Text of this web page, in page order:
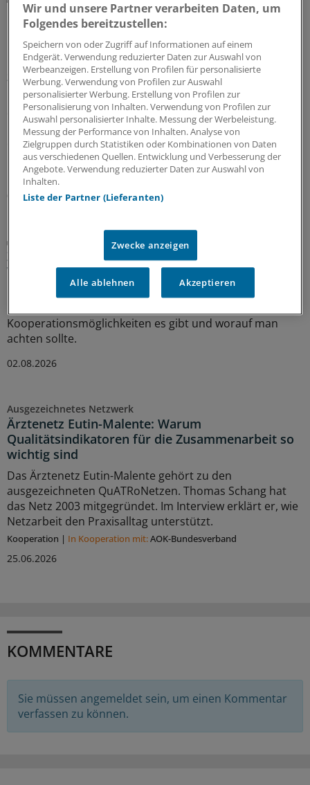
MEHR ZUM THEMA
Interview zum WIdO-Qualitätsmonitor 2026
Krebsexpertin: „Die Versorgung in einem
zertifizierten Zentrum ist die beste“
Mindestmengen können Behandlungen konzentrieren,
doch gute onkologische Versorgung braucht mehr als
Fallzahlen. Konstanze Blatt, DKG-Generalsekretärin,
erklärt, warum die Steuerung in Zentren bislang nicht
überall gelingt.
Kooperation| In Kooperation mit:AOK-Bundesverband
06.08.2026
Zusammenarbeit unter Ärztinnen und Ärzten?
Was fern von MVZ möglich ist
Niedergelassene Ärztinnen und Ärzte müssen nicht als
Kooperationsmöglichkeiten es gibt und worauf man
achten sollte.
02.08.2026
Ausgezeichnetes Netzwerk
Ärztenetz Eutin-Malente: Warum
Qualitätsindikatoren für die Zusammenarbeit so
wichtig sind
Das Ärztenetz Eutin-Malente gehört zu den
ausgezeichneten QuATRoNetzen. Thomas Schang hat
das Netz 2003 mitgegründet. Im Interview erklärt er, wie
Netzarbeit den Praxisalltag unterstützt.
Kooperation | In Kooperation mit:AOK-Bundesverband
25.06.2026
KOMMENTARE
Sie müssen angemeldet sein, um einen Kommentar
verfassen zu können.
Wir und unsere Partner verarbeiten Daten, um
Folgendes bereitzustellen:
Speichern von oder Zugriff auf Informationen auf einem
Endgerät. Verwendung reduzierter Daten zur Auswahl von
Werbeanzeigen. Erstellung von Profilen für personalisierte
Werbung. Verwendung von Profilen zur Auswahl
personalisierter Werbung. Erstellung von Profilen zur
Personalisierung von Inhalten. Verwendung von Profilen zur
Auswahl personalisierter Inhalte. Messung der Werbeleistung.
Messung der Performance von Inhalten. Analyse von
Zielgruppen durch Statistiken oder Kombinationen von Daten
aus verschiedenen Quellen. Entwicklung und Verbesserung der
Angebote. Verwendung reduzierter Daten zur Auswahl von
Inhalten.
Liste der Partner (Lieferanten)
Zwecke anzeigen
Alle ablehnen Akzeptieren